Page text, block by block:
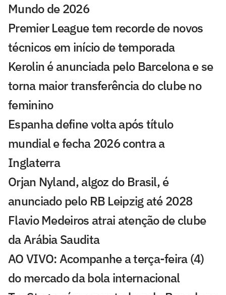
Mundo de 2026
Premier League tem recorde de novos
técnicos em início de temporada
Kerolin é anunciada pelo Barcelona e se
torna maior transferência do clube no
feminino
Espanha define volta após título
mundial e fecha 2026 contra a
Inglaterra
Orjan Nyland, algoz do Brasil, é
anunciado pelo RB Leipzig até 2028
Flavio Medeiros atrai atenção de clube
da Arábia Saudita
AO VIVO: Acompanhe a terça-feira (4)
do mercado da bola internacional